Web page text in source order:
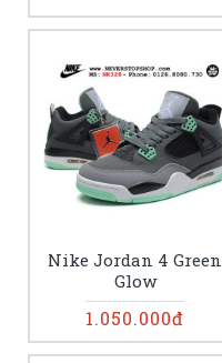
Nike Jordan 4 Green
Glow
1.050.000đ